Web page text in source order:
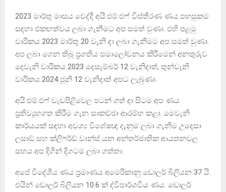
2023 මාර්තු මාසය වෙද්දී අයි.එම්.එෆ් විස්තීරණ ණය පහසුකම
සඳහා එකඟත්වය ලබා ගැනීමට අප සමත් වුණා. එහි පළමු
වාරිකය 2023 මාර්තු 20 වැනි දා ලබා ගැනීමට අප සමත් වුණා.
අප ලබා ගෙන තිබූ ප්‍රගතිය සමාලෝචනය කිරීමෙන් අනතුරුව
දෙවැනි වාරිකය 2023 දෙසැම්බර් 12 වැනිදාත්, තුන්වැනි
වාරිකය 2024 ජූනි 12 වැනිදාත් අපට ලැබුණා.
අයි.එම්.එෆ් වැඩපිළිවෙල පටන් ගත් දා සිටම අප ණය
ප්‍රතිව්‍යූහගත කිරීම ගැන සාකච්ඡා ආරම්භ කළා. මෙවැනි
කාර්යයක් සඳහා අවශ්‍ය විශේෂඥ දැනුම ලබා ගැනීම උදෙසා
ලසාඩ් සහ ක්ලිෆර්ඩ් චාන්ස් යන අන්තර්ජාතික ආයතනවල
සහය අප දිගින් දිගටම ලබා ගත්තා.
අපේ විදේශීය ණය ප්‍රමාණය අමෙරිකානු ඩොලර් බිලියන 37 යි.
එයින් ඩොලර් බිලියන 10.6 ක් ද්විපාර්ශවීය ණය. ඩොලර්